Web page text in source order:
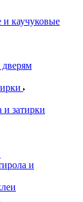
каучуковые
и затирки
и